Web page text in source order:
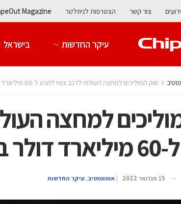
צור קשר הצטרפות לניוזלטר Magazine
עיקר החדשות בישראל
שוק המוליכים למחצה העולמי לרכב צפוי להגיע ל-60 מיליארד דולר בשנת 2027
למחצה
2027
15 פברואר 2022 | אוטומוטיב, עיקר החדשות